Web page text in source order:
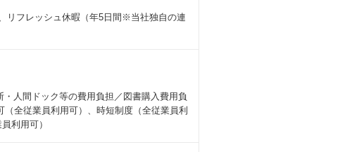
リフレッシュ休暇（年5日間※当社独自の連
人間ドック等の費用負担／図書購入費用負
全従業員利用可）、時短制度（全従業員利
利用可）